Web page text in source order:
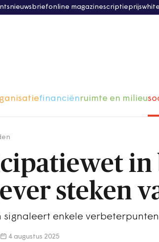
nieuwsbriefonline magazinescriptieprijs
financiënruimte en milieu
in
steken
signaleert enkele verbeterpunten
4 augustus 2025